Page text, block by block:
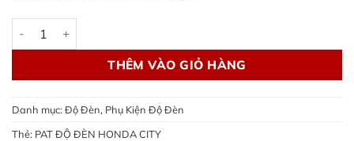
THÊM VÀO GIỎ HÀNG
Danh mục: Độ Đèn, Phụ Kiện Độ Đèn
Thẻ: PAT ĐỘ ĐÈN HONDA CITY